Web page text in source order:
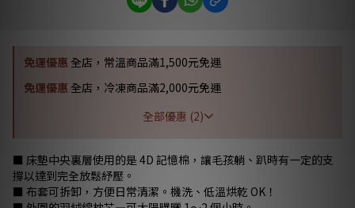
免運優惠 全店，常溫商品滿1,500元免運
免運優惠 全店，冷凍商品滿2,000元免運
全部優惠 (2)
■ 床墊中央裏層使用的是 4D 記憶棉，讓毛孩躺、趴時有一定的支
撐以達到完全放鬆紓壓。
■ 布套可拆卸，方便日常清潔。機洗、低溫烘乾 OK！